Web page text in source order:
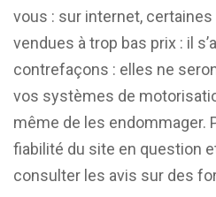
vous : sur internet,
vendues à trop bas prix : il
contrefaçons : elles ne
vos systèmes de
même de les endommager.
fiabilité du site en question
consulter les avis sur des